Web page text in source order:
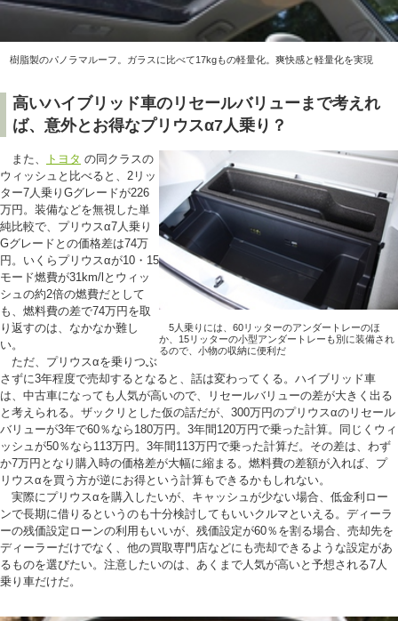
樹脂製のパノラマルーフ。ガラスに比べて17kgもの軽量化。爽快感と軽量化を実現
高いハイブリッド車のリセールバリューまで考えれ
ば、意外とお得なプリウスα7人乗り？
5人乗りには、60リッターのアンダートレーのほ
か、15リッターの小型アンダートレーも別に装備され
るので、小物の収納に便利だ
また、 トヨタ の同クラスの
ウィッシュと比べると、2リッ
ター7人乗りGグレードが226
万円。装備などを無視した単
純比較で、プリウスα7人乗り
Gグレードとの価格差は74万
円。いくらプリウスαが10・15
モード燃費が31km/lとウィッ
シュの約2倍の燃費だとして
も、燃料費の差で74万円を取
り返すのは、なかなか難し
い。
ただ、プリウスαを乗りつぶ
さずに3年程度で売却するとなると、話は変わってくる。ハイブリッド車
は、中古車になっても人気が高いので、リセールバリューの差が大きく出る
と考えられる。ザックリとした仮の話だが、300万円のプリウスαのリセール
バリューが3年で60％なら180万円。3年間120万円で乗った計算。同じくウィ
ッシュが50％なら113万円。3年間113万円で乗った計算だ。その差は、わず
か7万円となり購入時の価格差が大幅に縮まる。燃料費の差額が入れば、プ
リウスαを買う方が逆にお得という計算もできるかもしれない。
実際にプリウスαを購入したいが、キャッシュが少ない場合、低金利ロー
ンで長期に借りるというのも十分検討してもいいクルマといえる。ディーラ
ーの残価設定ローンの利用もいいが、残価設定が60％を割る場合、売却先を
ディーラーだけでなく、他の買取専門店などにも売却できるような設定があ
るものを選びたい。注意したいのは、あくまで人気が高いと予想される7人
乗り車だけだ。